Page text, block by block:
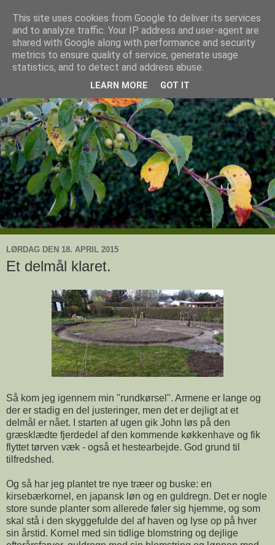
Ullas have
- en knoldesparkers betragtninger
LØRDAG DEN 18. APRIL 2015
Et delmål klaret.
Så kom jeg igennem min "rundkørsel". Armene er lange og
der er stadig en del justeringer, men det er dejligt at et
delmål er nået. I starten af ugen gik John løs på den
græsklædte fjerdedel af den kommende køkkenhave og fik
flyttet tørven væk - også et hestearbejde. God grund til
tilfredshed.
Og så har jeg plantet tre nye træer og buske: en
kirsebærkornel, en japansk løn og en guldregn. Det er nogle
store sunde planter som allerede føler sig hjemme, og som
skal stå i den skyggefulde del af haven og lyse op på hver
sin årstid. Kornel med sin tidlige blomstring og dejlige
This site uses cookies from Google to deliver its services
and to analyze traffic. Your IP address and user-agent are
shared with Google along with performance and security
metrics to ensure quality of service, generate usage
statistics, and to detect and address abuse.
LEARN MORE GOT IT